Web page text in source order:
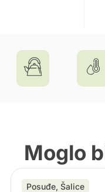
Moglo
Posuđe, Šalice